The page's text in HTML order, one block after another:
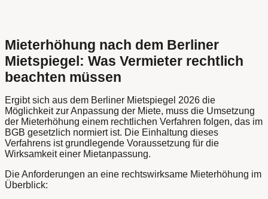
Mieterhöhung nach dem Berliner
Mietspiegel: Was Vermieter rechtlich
beachten müssen
Ergibt sich aus dem Berliner Mietspiegel 2026 die
Möglichkeit zur Anpassung der Miete, muss die Umsetzung
der Mieterhöhung einem rechtlichen Verfahren folgen, das im
BGB gesetzlich normiert ist. Die Einhaltung dieses
Verfahrens ist grundlegende Voraussetzung für die
Wirksamkeit einer Mietanpassung.
Die Anforderungen an eine rechtswirksame Mieterhöhung im
Überblick: